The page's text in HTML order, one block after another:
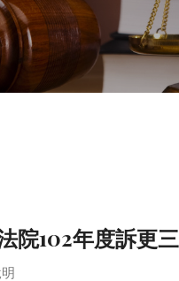
院102年度訴更